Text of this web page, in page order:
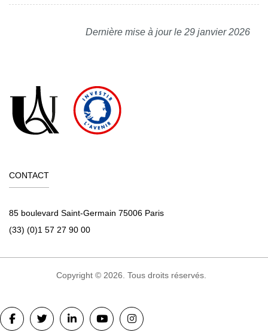
Dernière mise à jour le 29 janvier 2026
CONTACT
85 boulevard Saint-Germain 75006 Paris
(33) (0)1 57 27 90 00
Copyright © 2026. Tous droits réservés.